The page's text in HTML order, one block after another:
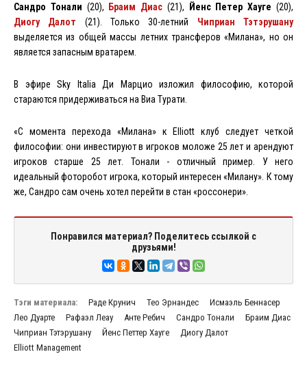
Сандро Тонали (20), Браим Диас (21), Йенс Петер Хауге (20),
Диогу Далот (21). Только 30-летний Чиприан Тэтэрушану
выделяется из общей массы летних трансферов «Милана», но он
является запасным вратарем.
В эфире Sky Italia Ди Марцио изложил философию, которой
стараются придерживаться на Виа Турати.
«С момента перехода «Милана» к Elliott клуб следует четкой
философии: они инвестируют в игроков моложе 25 лет и арендуют
игроков старше 25 лет. Тонали - отличный пример. У него
идеальный фоторобот игрока, который интересен «Милану». К тому
же, Сандро сам очень хотел перейти в стан «россонери».
Понравился материал? Поделитесь ссылкой с
друзьями!
Тэги материала: Раде Крунич Тео Эрнандес
Исмаэль Беннасер
Лео Дуарте
Рафаэл Леау Анте Ребич Сандро Тонали
Браим Диас
Чиприан Тэтэрушану
Йенс Петтер Хауге
Диогу Далот
Elliott Management